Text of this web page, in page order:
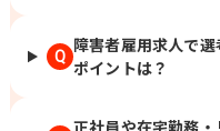
Q
障害者雇用求人で
ポイントは？
正社員や在宅勤務